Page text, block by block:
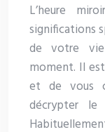
L’heure
significations
de votre
moment. Il
et de vous
décrypter le